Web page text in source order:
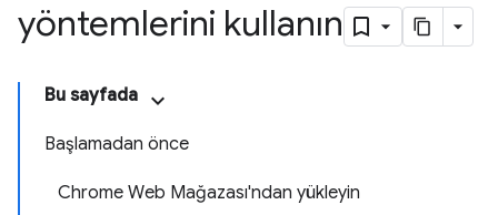
yöntemlerini kullanın
Bu sayfada
Başlamadan önce
Chrome Web Mağazası'ndan yükleyin